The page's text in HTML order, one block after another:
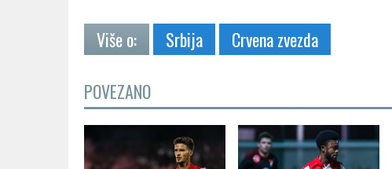
Više o: Srbija Crvena zvezda
POVEZANO